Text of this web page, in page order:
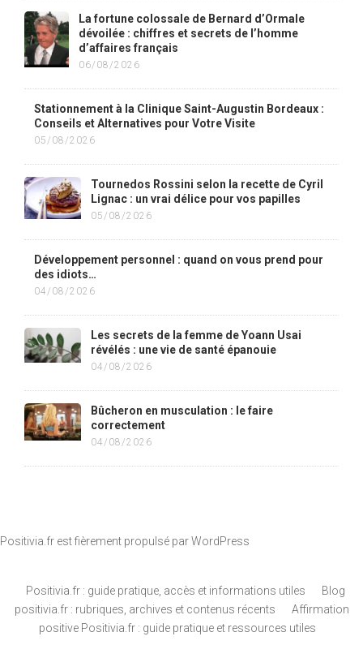
La fortune colossale de Bernard d’Ormale
dévoilée : chiffres et secrets de l’homme
d’affaires français
06/08/2026
Stationnement à la Clinique Saint-Augustin Bordeaux :
Conseils et Alternatives pour Votre Visite
05/08/2026
Tournedos Rossini selon la recette de Cyril
Lignac : un vrai délice pour vos papilles
05/08/2026
Développement personnel : quand on vous prend pour
des idiots…
04/08/2026
Les secrets de la femme de Yoann Usai
révélés : une vie de santé épanouie
04/08/2026
Bûcheron en musculation : le faire
correctement
04/08/2026
Positivia.fr est fièrement propulsé parWordPress
Positivia.fr : guide pratique, accès et informations utiles
Blog
positivia.fr : rubriques, archives et contenus récents
Affirmation
positive Positivia.fr : guide pratique et ressources utiles